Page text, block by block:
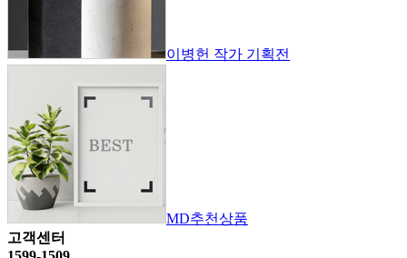
이병헌 작가 기획전
MD추천상품
고객센터